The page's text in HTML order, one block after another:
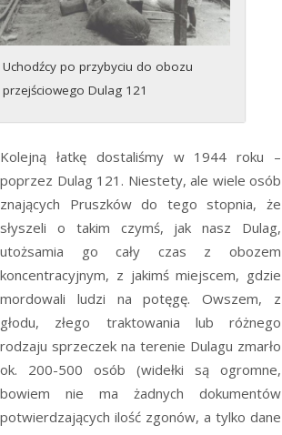
Uchodźcy po przybyciu do obozu
przejściowego Dulag 121
Kolejną łatkę dostaliśmy w 1944 roku –
poprzez Dulag 121. Niestety, ale wiele osób
znających Pruszków do tego stopnia, że
słyszeli o takim czymś, jak nasz Dulag,
utożsamia go cały czas z obozem
koncentracyjnym, z jakimś miejscem, gdzie
mordowali ludzi na potęgę. Owszem, z
głodu, złego traktowania lub różnego
rodzaju sprzeczek na terenie Dulagu zmarło
ok. 200-500 osób (widełki są ogromne,
bowiem nie ma żadnych dokumentów
potwierdzających ilość zgonów, a tylko dane